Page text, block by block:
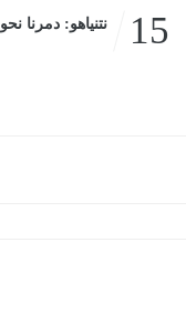
15 نتنياهو: دمرنا نحو 90% من مخزون حزب الله الصاروخى